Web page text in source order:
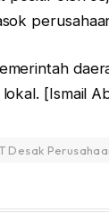
[Ismail
Desak